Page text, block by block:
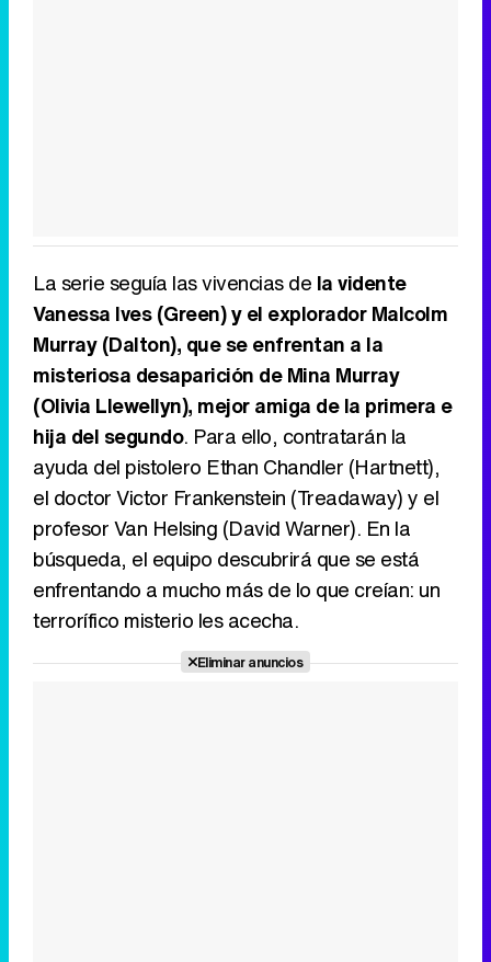
La serie seguía las vivencias de la vidente
Vanessa Ives (Green) y el explorador Malcolm
Murray (Dalton), que se enfrentan a la
misteriosa desaparición de Mina Murray
(Olivia Llewellyn), mejor amiga de la primera e
hija del segundo. Para ello, contratarán la
ayuda del pistolero Ethan Chandler (Hartnett),
el doctor Victor Frankenstein (Treadaway) y el
profesor Van Helsing (David Warner). En la
búsqueda, el equipo descubrirá que se está
enfrentando a mucho más de lo que creían: un
terrorífico misterio les acecha.
Eliminar anuncios